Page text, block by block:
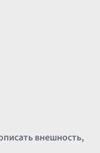
внешность,